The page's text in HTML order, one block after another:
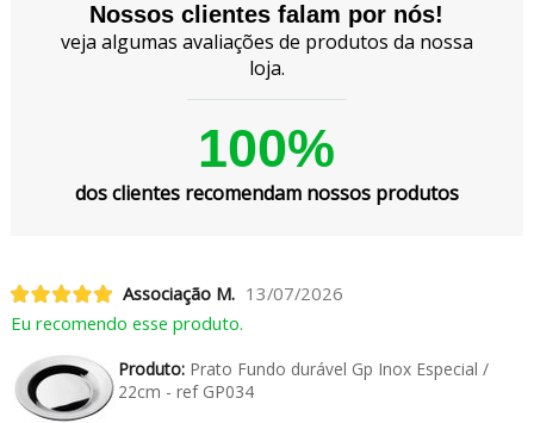
Nossos clientes falam por nós!
veja algumas avaliações de produtos da nossa
loja.
100%
dos clientes recomendam nossos produtos
Associação M. 13/07/2026
Eu recomendo esse produto.
Produto:Prato Fundo durável Gp Inox Especial /
22cm - ref GP034